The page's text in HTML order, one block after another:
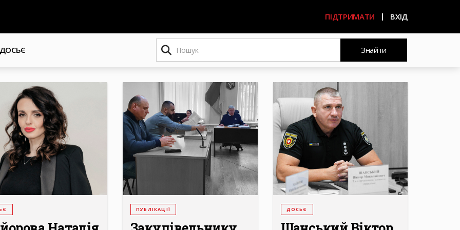
ПІДТРИМАТИ ВХІД
ДОСЬЄ
Пошук
Знайти
ПУБЛІКАЦІЇ ДОСЬЄ